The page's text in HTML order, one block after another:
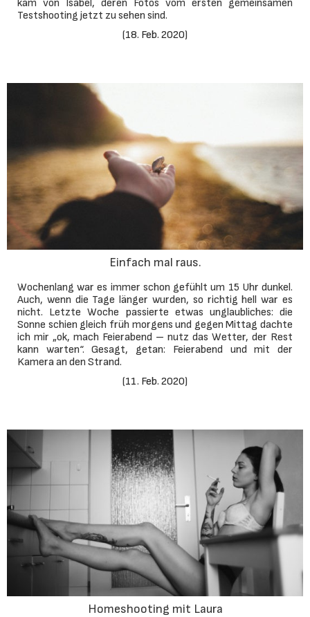
kam von Isabel, deren Fotos vom ersten gemeinsamen
Testshooting jetzt zu sehen sind.
(18. Feb. 2020)
Einfach mal raus.
Wochenlang war es immer schon gefühlt um 15 Uhr dunkel.
Auch, wenn die Tage länger wurden, so richtig hell war es
nicht. Letzte Woche passierte etwas unglaubliches: die
Sonne schien gleich früh morgens und gegen Mittag dachte
ich mir „ok, mach Feierabend – nutz das Wetter, der Rest
kann warten“. Gesagt, getan: Feierabend und mit der
Kamera an den Strand.
(11. Feb. 2020)
Homeshooting mit Laura